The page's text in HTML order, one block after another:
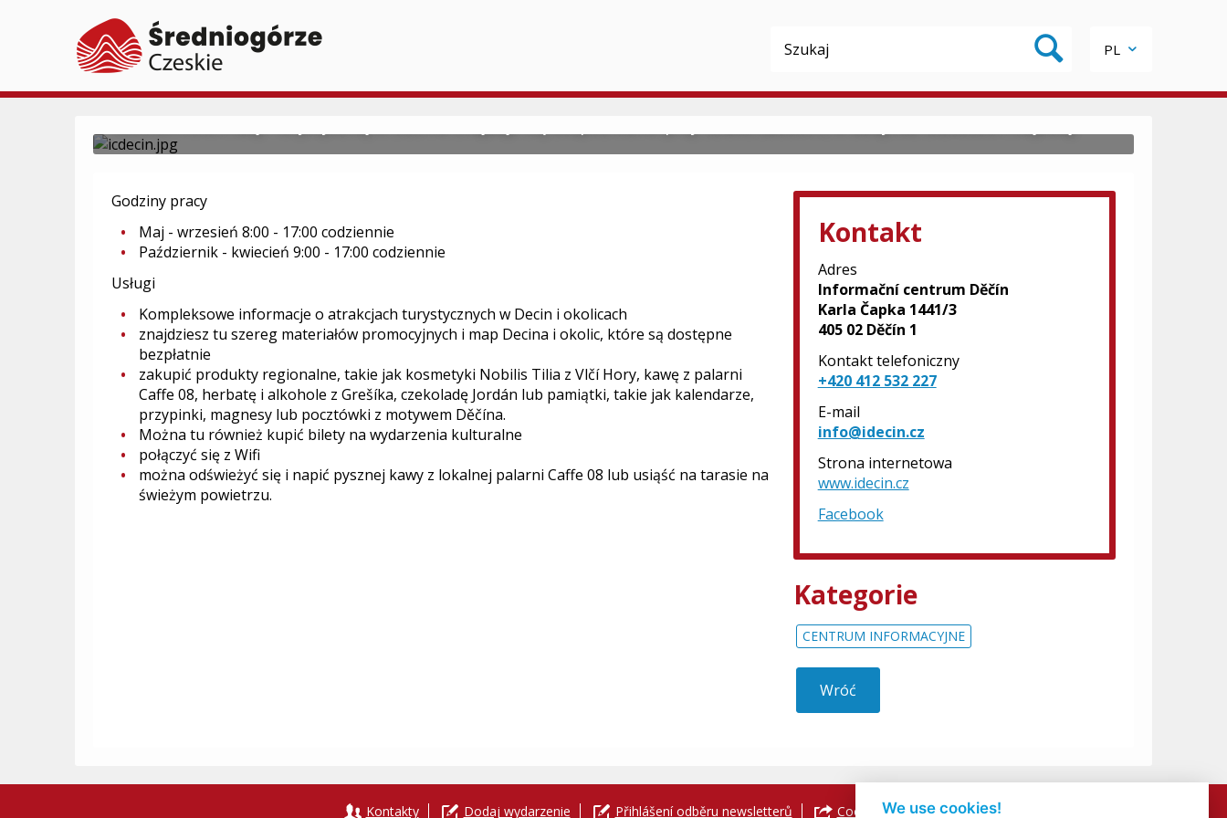
PL
Centrum informacyjne - Decin
Godziny pracy
Maj - wrzesień 8:00 - 17:00 codziennie
Październik - kwiecień 9:00 - 17:00 codziennie
Usługi
Kompleksowe informacje o atrakcjach turystycznych w Decin i okolicach
znajdziesz tu szereg materiałów promocyjnych i map Decina i okolic, które są dostępne
bezpłatnie
zakupić produkty regionalne, takie jak kosmetyki Nobilis Tilia z Vlčí Hory, kawę z palarni
Caffe 08, herbatę i alkohole z Grešíka, czekoladę Jordán lub pamiątki, takie jak kalendarze,
przypinki, magnesy lub pocztówki z motywem Děčína.
Można tu również kupić bilety na wydarzenia kulturalne
połączyć się z Wifi
można odświeżyć się i napić pysznej kawy z lokalnej palarni Caffe 08 lub usiąść na tarasie na
świeżym powietrzu.
Kontakt
Adres
Informační centrum Děčín
Karla Čapka 1441/3
405 02 Děčín 1
Kontakt telefoniczny
+420 412 532 227
E-mail
info@idecin.cz
Strona internetowa
www.idecin.cz
Facebook
Kategorie
CENTRUM INFORMACYJNE
Wróć
Kontakty Dodaj wydarzenie Přihlášení odběru newsletterů CookiesWe use cookies!